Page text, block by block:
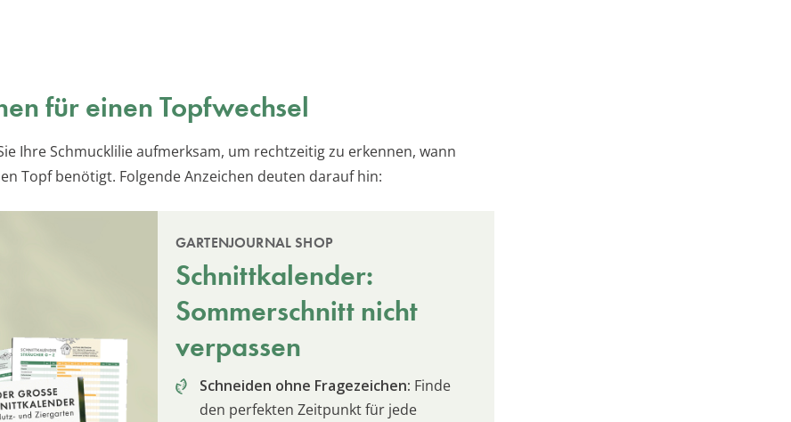
für einen Topfwechsel
Ihre Schmucklilie aufmerksam, um rechtzeitig zu erkennen, wann
Topf benötigt. Folgende Anzeichen deuten darauf hin:
GARTENJOURNAL SHOP
Schnittkalender:
Sommerschnitt nicht
verpassen
Schneiden ohne Fragezeichen: Finde
den perfekten Zeitpunkt für jede